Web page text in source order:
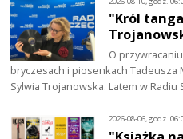
"Król
O
bryczesach i piosenkach
Sylwia Trojanowska. Latem w Radiu
2026-08-06, godz.